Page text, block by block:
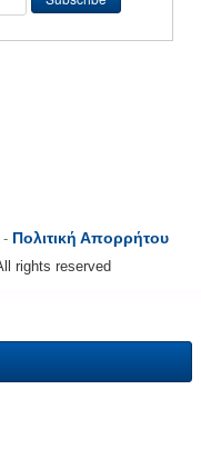
- Πολιτική Απορρήτου
rights reserved